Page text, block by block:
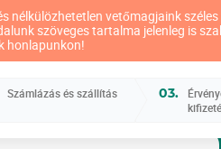
vetőmagjaink
szöveges tartalma jelenleg is
honlapunkon!
Számlázás és szállítás 03.